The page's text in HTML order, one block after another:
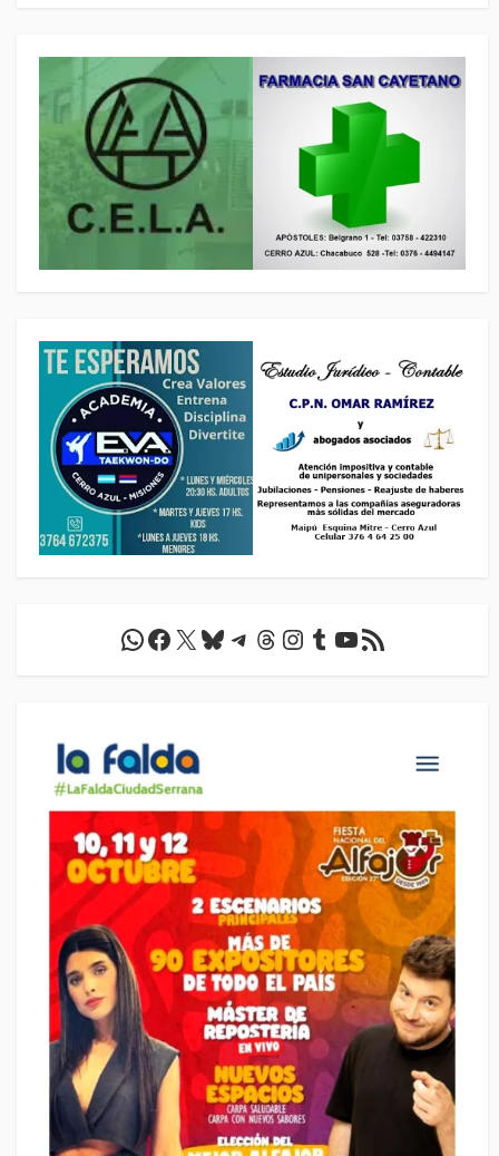
WhatsApp
Facebook
X Bluesky
Telegram
Threads
Instagram
Tumblr
YouTube
Feed RSS